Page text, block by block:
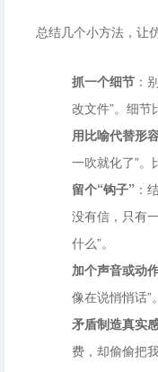
总结几个小方法，让
抓一个细节 ：
改文件”。细节
用比喻代替形
一吹就化了”。
留个“钩子” ：
没有信，只有
什么”。
加个声音或动
像在说悄悄话”
矛盾制造真实
费，却偷偷把